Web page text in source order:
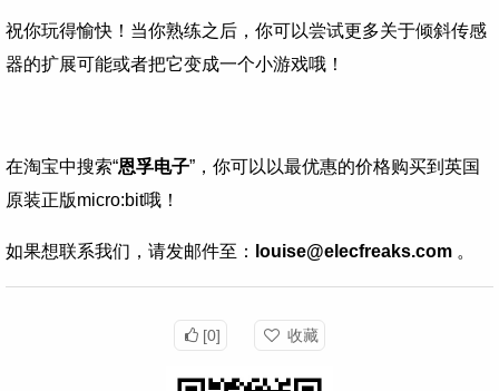
祝你玩得愉快！当你熟练之后，你可以尝试更多关于倾斜传感
器的扩展可能或者把它变成一个小游戏哦！
在淘宝中搜索“恩孚电子”，你可以以最优惠的价格购买到英国
原装正版micro:bit哦！
如果想联系我们，请发邮件至： louise@elecfreaks.com 。
[0] 收藏